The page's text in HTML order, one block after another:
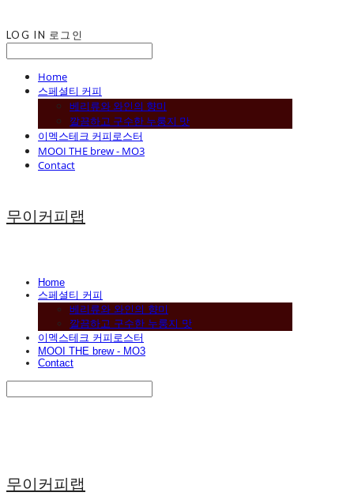
LOG IN 로그인
Home
스페셜티 커피
베리류와 와인의 향미
깔끔하고 구수한 누룽지 맛
이멕스테크 커피로스터
MOOI THE brew - MO3
Contact
무이커피랩
Home
스페셜티 커피
베리류와 와인의 향미
깔끔하고 구수한 누룽지 맛
이멕스테크 커피로스터
MOOI THE brew - MO3
Contact
무이커피랩